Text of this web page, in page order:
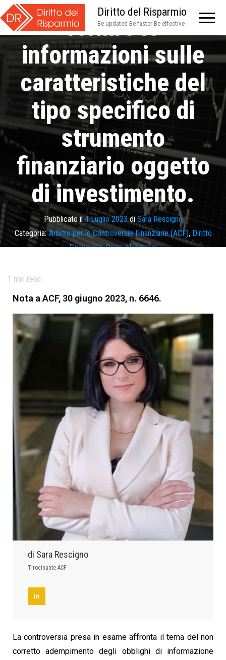
Diritto del Risparmio
Be updated Be faster Be effective
fornire le
informazioni sulle
caratteristiche del
tipo specifico di
strumento
finanziario oggetto
di investimento.
Pubblicato il4 Luglio 2023di Sara Rescigno
Categoria: Arbitro per le Controversie Finanziarie (ACF), Diritto
Finanziario,Oneri informativi
1 min read
Nota a ACF, 30 giugno 2023, n. 6646.
di Sara Rescigno
Tirocinante ACF
La controversia presa in esame affronta il tema del non
corretto adempimento degli obblighi di informazione